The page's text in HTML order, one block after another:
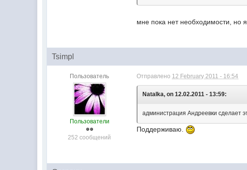
мне пока нет необходимости, но
Tsimpl
Пользователь
Пользователи
252 сообщений
Отправлено 12 February 2011 - 16:54
Natalka, on 12.02.2011 - 13:59:
администрация Андреевки сделает
Поддерживаю.